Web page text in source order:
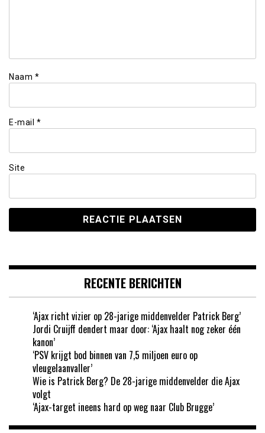
Naam *
E-mail *
Site
RECENTE BERICHTEN
‘Ajax richt vizier op 28-jarige middenvelder Patrick Berg’
Jordi Cruijff dendert maar door: ‘Ajax haalt nog zeker één
kanon’
‘PSV krijgt bod binnen van 7,5 miljoen euro op
vleugelaanvaller’
Wie is Patrick Berg? De 28-jarige middenvelder die Ajax
volgt
‘Ajax-target ineens hard op weg naar Club Brugge’